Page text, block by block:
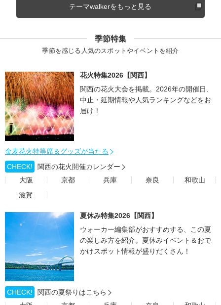
テーマwalkerをもっと見る
季節特集
季節を感じる人気のスポットやイベントを紹介
花火特集2026【関西】
関西の花火大会を掲載。2026年の開催日、
中止・延期情報や人気ランキングなどをお
届け！
金麦花火特等席＆グッズが当たる
CHECK!
関西の花火開催カレンダー
大阪
京都 兵庫 奈良
和歌山
滋賀
夏休み特集2026【関西】
ウォーカー編集部がおすすめする、この夏
の楽しみ方を紹介。夏休みイベント＆おで
かけスポット情報が盛りだくさん！
CHECK!
関西の夏祭りはこちら